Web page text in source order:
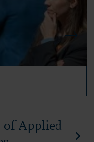
of Applied